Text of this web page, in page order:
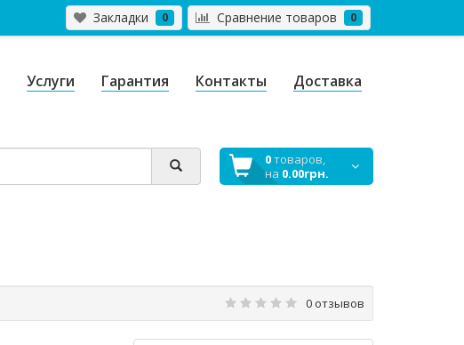
Закладки 0 Сравнение товаров 0
Услуги Гарантия Контакты Доставка
0товаров,
на 0.00грн.
0 отзывов